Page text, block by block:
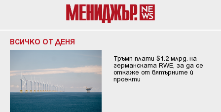
ВСИЧКО ОТ ДЕНЯ
Тръмп плати $1.2 млрд. на
германската RWE, за да се
откаже от вятърните ѝ
проекти